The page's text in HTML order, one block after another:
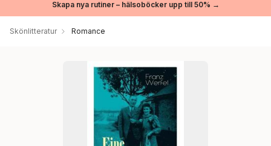
Skapa nya rutiner – hälsoböcker upp till 50% →
Skönlitteratur Romance